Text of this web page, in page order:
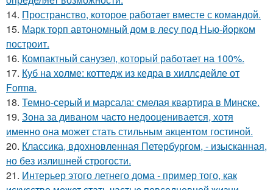
14. Пространство, которое работает вместе с командой.
15. Марк торп автономный дом в лесу под Нью-йорком
построит.
16. Компактный санузел, который работает на 100%.
17. Куб на холме: коттедж из кедра в хиллсдейле от
Forma.
18. Темно-серый и марсала: смелая квартира в Минске.
19. Зона за диваном часто недооценивается, хотя
именно она может стать стильным акцентом гостиной.
20. Классика, вдохновленная Петербургом, - изысканная,
но без излишней строгости.
21. Интерьер этого летнего дома - пример того, как